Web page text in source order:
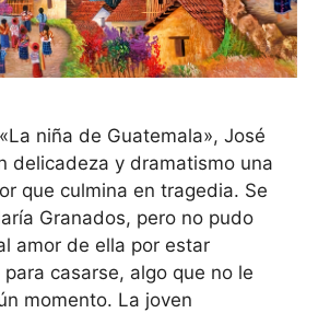
niña de Guatemala», José
delicadeza y dramatismo una
que culmina en tragedia. Se
Granados, pero no pudo
amor de ella por estar
casarse, algo que no le
momento. La joven